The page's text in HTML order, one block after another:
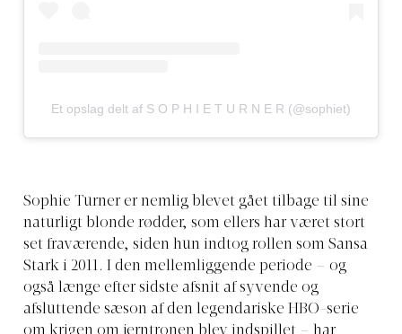
Et opslag delt af S O P H I E T U R N E R (@sophiet)
Sophie Turner er nemlig blevet gået tilbage til sine
naturligt blonde rødder, som ellers har været stort
set fraværende, siden hun indtog rollen som Sansa
Stark i 2011. I den mellemliggende periode – og
også længe efter sidste afsnit af syvende og
afsluttende sæson af den legendariske HBO-serie
om krigen om jerntronen blev indspillet – har